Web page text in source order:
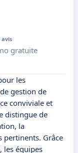
avis
gratuite
les
gestion de
conviviale et
distingue de
la
pertinents. Grâce
les équipes